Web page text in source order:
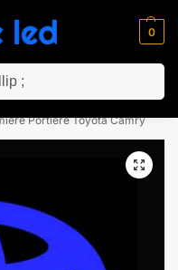
0
avec le code “NC10”
Portiere Toyota Camry